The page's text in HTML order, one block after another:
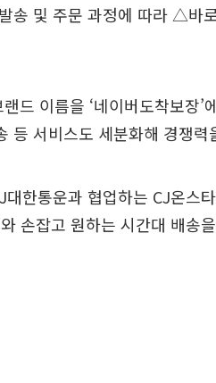
송 및 주문 과정에 따라 △
드 이름을 ‘네이버도착보장’
등 서비스도 세분화해 경쟁력
한통운과 협업하는 CJ온스
손잡고 원하는 시간대 배송